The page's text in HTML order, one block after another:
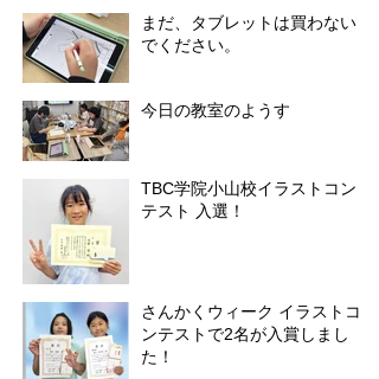
まだ、タブレットは買わない
でください。
今日の教室のようす
TBC学院小山校イラストコン
テスト 入選！
さんかくウィーク イラストコ
ンテストで2名が入賞しまし
た！